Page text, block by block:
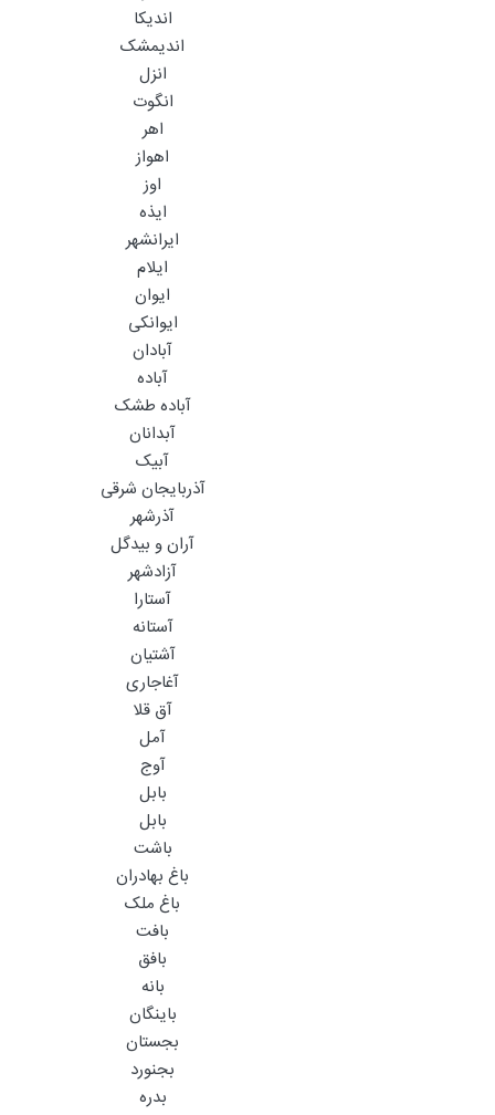
اندیکا
اندیمشک
انزل
انگوت
اهر
اهواز
اوز
ایذه
ایرانشهر
ایلام
ایوان
ایوانکی
آبادان
آباده
آباده طشک
آبدانان
آبیک
آذربایجان شرقی
آذرشهر
آران و بیدگل
آزادشهر
آستارا
آستانه
آشتیان
آغاجاری
آق قلا
آمل
آوج
بابل
بابل
باشت
باغ بهادران
باغ ملک
بافت
بافق
بانه
باینگان
بجستان
بجنورد
بدره